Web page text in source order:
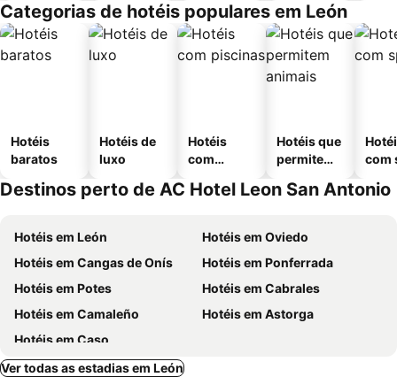
Categorias de hotéis populares em León
Hotéis
baratos
Hotéis de
luxo
Hotéis
com
Hotéis que
permitem
com
Destinos perto de AC Hotel Leon San Antonio
Hotéis em León
Hotéis em Oviedo
Hotéis em Cangas de Onís
Hotéis em Ponferrada
Hotéis em Potes
Hotéis em Cabrales
Hotéis em Camaleño
Hotéis em Astorga
Hotéis em Caso
Ver todas as estadias em León